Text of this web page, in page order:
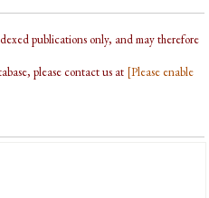
publications only, and may therefore
please contact us at [Please enable